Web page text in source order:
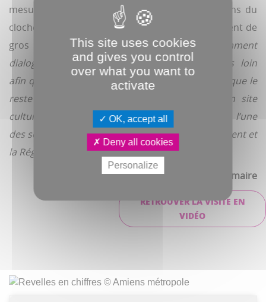
mesures de sécurité, l’édifice, dont les fondations du
clocher datent de 1141 à 1162, nécessite également de
gros travaux pour 1,5 million d’euros. «
Comment
dialoguer avec l’évêché et aller un cran plus loin
afin qu’une petite partie reste dédiée au culte et que le
reste de la surface puisse être transformé en site
culturel ?,
s’est interrogé Frédéric Fauvet.
C’est l’une
des solutions à étudier avec la Drac, le Département et
la Région.
» Des réflexions à mener donc.
Ingrid Lemaire
RETROUVER LA VISITE EN
VIDÉO
This site uses cookies
and gives you control
over what you want to
activate
OK, accept all
Deny all cookies
Personalize